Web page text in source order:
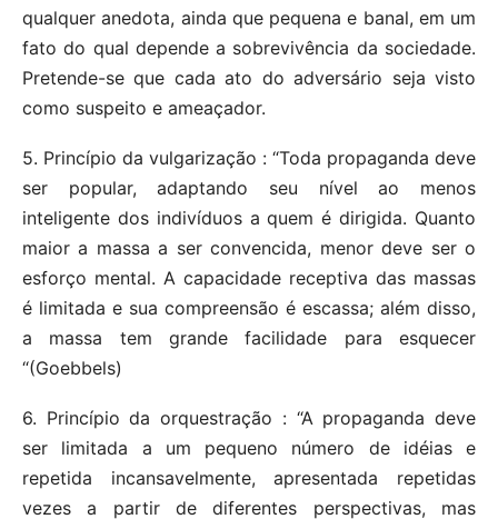
qualquer anedota, ainda que pequena e banal, em um
fato do qual depende a sobrevivência da sociedade.
Pretende-se que cada ato do adversário seja visto
como suspeito e ameaçador.
5. Princípio da vulgarização : “Toda propaganda deve
ser popular, adaptando seu nível ao menos
inteligente dos indivíduos a quem é dirigida. Quanto
maior a massa a ser convencida, menor deve ser o
esforço mental. A capacidade receptiva das massas
é limitada e sua compreensão é escassa; além disso,
a massa tem grande facilidade para esquecer
“(Goebbels)
6. Princípio da orquestração : “A propaganda deve
ser limitada a um pequeno número de idéias e
repetida incansavelmente, apresentada repetidas
vezes a partir de diferentes perspectivas, mas